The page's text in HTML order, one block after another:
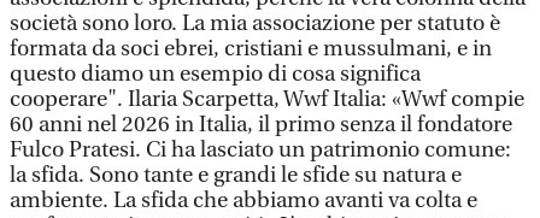
società sono loro. La mia associazione per statuto è
formata da soci ebrei, cristiani e mussulmani, e in
questo diamo un esempio di cosa significa
cooperare". Ilaria Scarpetta, Wwf Italia: «Wwf compie
60 anni nel 2026 in Italia, il primo senza il fondatore
Fulco Pratesi. Ci ha lasciato un patrimonio comune:
la sfida. Sono tante e grandi le sfide su natura e
ambiente. La sfida che abbiamo avanti va colta e